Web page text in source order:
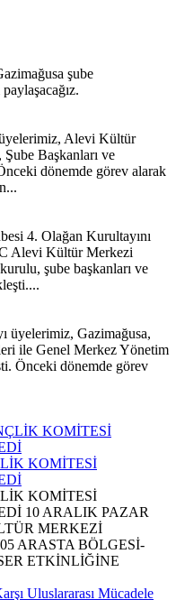
şube
Alevi Kültür
Başkanları ve
dönemde görev alarak
4. Olağan Kurultayını
Alevi Kültür Merkezi
şube başkanları ve
üyelerimiz, Gazimağusa,
ile Genel Merkez Yönetim
Önceki dönemde görev
KOMİTESİ
KOMİTESİ
10 ARALIK PAZAR
MERKEZİ
ARASTA BÖLGESİ-
ETKİNLİĞİNE